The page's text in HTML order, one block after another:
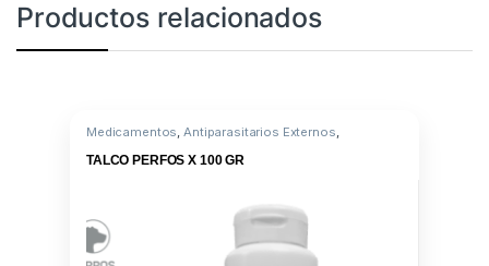
Productos relacionados
Medicamentos,Antiparasitarios Externos,
TALCO PERFOS X 100 GR